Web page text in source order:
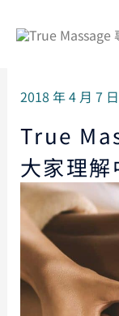
2018 年 4 月 7 日
True
大家理